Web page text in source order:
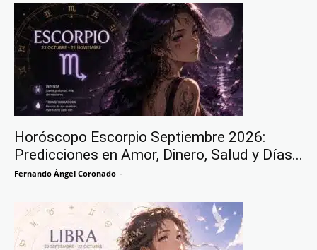
Horóscopo Escorpio Septiembre 2026:
Predicciones en Amor, Dinero, Salud y Días...
Fernando Ángel Coronado -